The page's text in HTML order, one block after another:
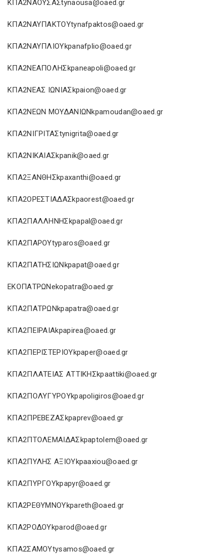
ΚΠΑ2ΝΑΟΥΣΑΣtynaousa@oaed.gr
ΚΠΑ2ΝΑΥΠΑΚΤΟΥtynafpaktos@oaed.gr
ΚΠΑ2ΝΑΥΠΛΙΟΥkpanafplio@oaed.gr
ΚΠΑ2ΝΕΑΠΟΛΗΣkpaneapoli@oaed.gr
ΚΠΑ2ΝΕΑΣ ΙΩΝΙΑΣkpaion@oaed.gr
ΚΠΑ2ΝΕΩΝ ΜΟΥΔΑΝΙΩΝkpamoudan@oaed.gr
ΚΠΑ2ΝΙΓΡΙΤΑΣtynigrita@oaed.gr
ΚΠΑ2ΝΙΚΑΙΑΣkpanik@oaed.gr
ΚΠΑ2ΞΑΝΘΗΣkpaxanthi@oaed.gr
ΚΠΑ2ΟΡΕΣΤΙΑΔΑΣkpaorest@oaed.gr
ΚΠΑ2ΠΑΛΛΗΝΗΣkpapal@oaed.gr
ΚΠΑ2ΠΑΡΟΥtyparos@oaed.gr
ΚΠΑ2ΠΑΤΗΣΙΩΝkpapat@oaed.gr
ΕΚΟΠΑΤΡΩΝekopatra@oaed.gr
ΚΠΑ2ΠΑΤΡΩΝkpapatra@oaed.gr
ΚΠΑ2ΠΕΙΡΑΙΑkpapirea@oaed.gr
ΚΠΑ2ΠΕΡΙΣΤΕΡΙΟΥkpaper@oaed.gr
ΚΠΑ2ΠΛΑΤΕΙΑΣ ΑΤΤΙΚΗΣkpaattiki@oaed.gr
ΚΠΑ2ΠΟΛΥΓΥΡΟΥkpapoligiros@oaed.gr
ΚΠΑ2ΠΡΕΒΕΖΑΣkpaprev@oaed.gr
ΚΠΑ2ΠΤΟΛΕΜΑΙΔΑΣkpaptolem@oaed.gr
ΚΠΑ2ΠΥΛΗΣ ΑΞΙΟΥkpaaxiou@oaed.gr
ΚΠΑ2ΠΥΡΓΟΥkpapyr@oaed.gr
ΚΠΑ2ΡΕΘΥΜΝΟΥkpareth@oaed.gr
ΚΠΑ2ΡΟΔΟΥkparod@oaed.gr
ΚΠΑ2ΣΑΜΟΥtysamos@oaed.gr